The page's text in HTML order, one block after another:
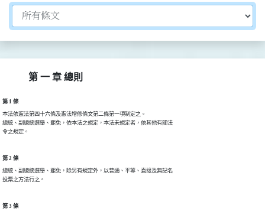
切換選擇法規資訊內容
第 一 章 總則
第 1 條
本法依憲法第四十六條及憲法增修條文第二條第一項制定之。
總統、副總統選舉、罷免，依本法之規定，本法未規定者，依其他有關法
令之規定。
第 2 條
總統、副總統選舉、罷免，除另有規定外，以普通、平等、直接及無記名
投票之方法行之。
第 3 條